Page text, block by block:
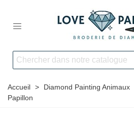
Accueil > Diamond Painting Animaux
Papillon